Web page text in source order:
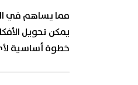
مما يساهم في
يمكن تحويل
خطوة أساسية